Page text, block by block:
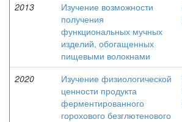
2013
Изучение возможности
получения
функциональных мучных
изделий, обогащенных
пищевыми волокнами
2020
Изучение физиологической
ценности продукта
ферментированного
горохового безглютенового